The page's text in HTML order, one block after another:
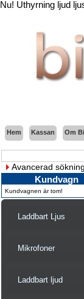
Nu! Uthyrning ljud
Hem Kassan Om
Avancerad sökning
Kundvagn
Kundvagnen är tom!
Laddbart Ljus
Mikrofoner
Laddbart ljud